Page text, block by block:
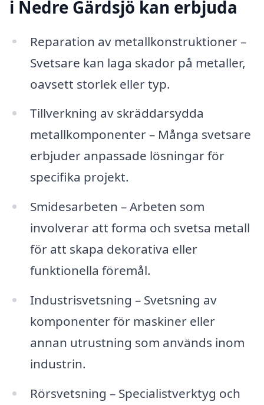
i Nedre Gärdsjö kan erbjuda
Reparation av metallkonstruktioner –
Svetsare kan laga skador på metaller,
oavsett storlek eller typ.
Tillverkning av skräddarsydda
metallkomponenter – Många svetsare
erbjuder anpassade lösningar för
specifika projekt.
Smidesarbeten – Arbeten som
involverar att forma och svetsa metall
för att skapa dekorativa eller
funktionella föremål.
Industrisvetsning – Svetsning av
komponenter för maskiner eller
annan utrustning som används inom
industrin.
Rörsvetsning – Specialistverktyg och